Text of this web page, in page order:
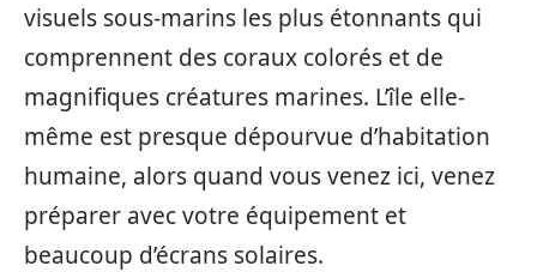
visuels sous-marins les plus étonnants qui
comprennent des coraux colorés et de
magnifiques créatures marines. L’île elle-
même est presque dépourvue d’habitation
humaine, alors quand vous venez ici, venez
préparer avec votre équipement et
beaucoup d’écrans solaires.